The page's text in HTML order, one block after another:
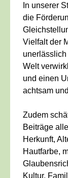
In unserer
die
Vielfalt der
Welt
und einen
achtsam
Zudem
Beiträge
Herkunft,
Hautfarbe,
Kultur,